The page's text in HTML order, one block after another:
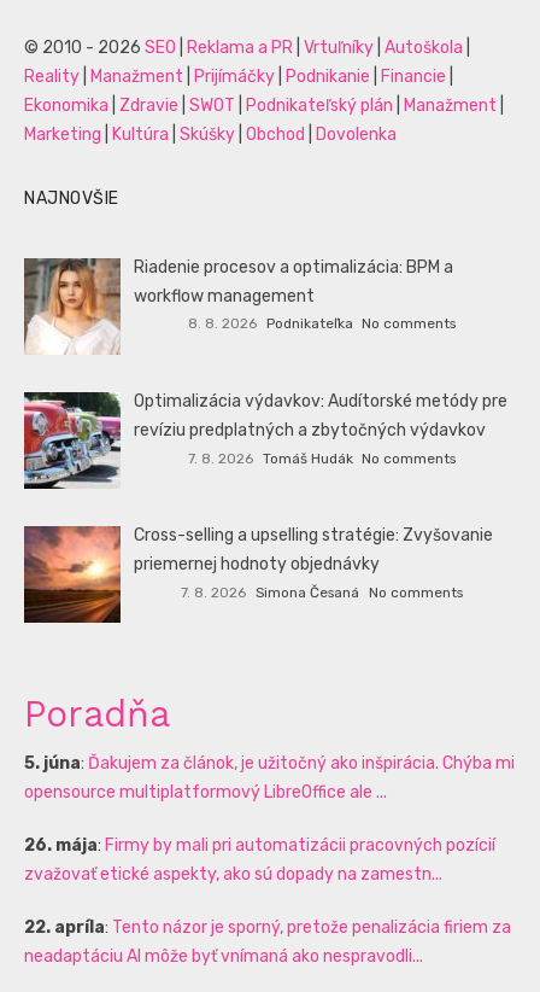
© 2010 - 2026 SEO Reklama a PR Vrtuľníky Autoškola
Reality
Manažment Prijímáčky Podnikanie Financie
Ekonomika
Zdravie SWOT Podnikateľský plán Manažment
Marketing
Kultúra Skúšky Obchod Dovolenka
NAJNOVŠIE
Riadenie procesov a optimalizácia: BPM a
workflow management
8. 8. 2026 Podnikateľka No comments
Optimalizácia výdavkov: Audítorské metódy pre
revíziu predplatných a zbytočných výdavkov
7. 8. 2026 Tomáš Hudák No comments
Cross-selling a upselling stratégie: Zvyšovanie
priemernej hodnoty objednávky
7. 8. 2026 Simona Česaná No comments
Poradňa
5. júna: Ďakujem za článok, je užitočný ako inšpirácia. Chýba mi
opensource multiplatformový LibreOffice ale ...
26. mája: Firmy by mali pri automatizácii pracovných pozícií
zvažovať etické aspekty, ako sú dopady na zamestn...
22. apríla: Tento názor je sporný, pretože penalizácia firiem za
neadaptáciu AI môže byť vnímaná ako nespravodli...